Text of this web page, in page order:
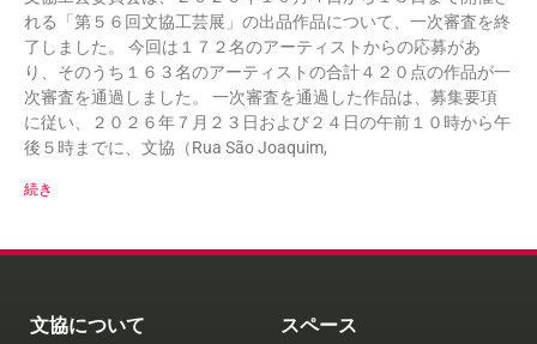
れる「第５６回文協工芸展」の出品作品について、一次審査を終
了しました。 今回は１７２名のアーティストからの応募があ
り、そのうち１６３名のアーティストの合計４２０点の作品が一
次審査を通過しました。 一次審査を通過した作品は、募集要項
に従い、２０２６年７月２３日および２４日の午前１０時から午
後５時までに、文協（Rua São Joaquim,
続き
文協について スペース